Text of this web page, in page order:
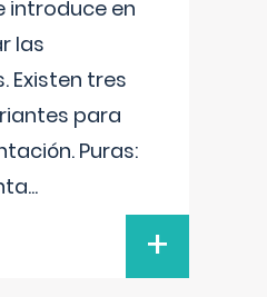
introduce en
las
Existen tres
para
Puras:
...
+